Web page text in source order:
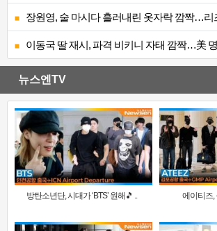
장원영, 술 마시다 흘러내린 옷자락 깜짝…리
이동국 딸 재시, 파격 비키니 자태 깜짝…美
뉴스엔TV
방탄소년단, 시대가 ‘BTS’ 원해🎵 .. 에이티즈,